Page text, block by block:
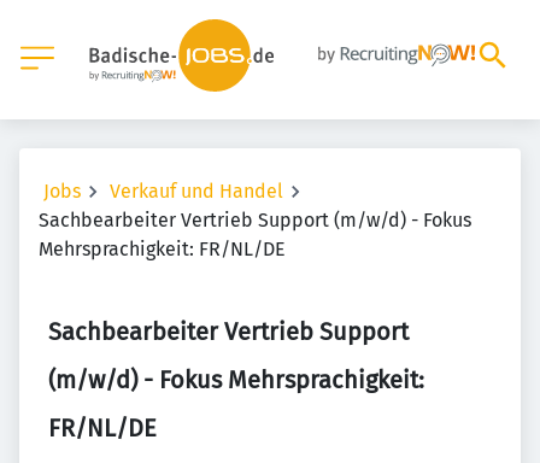
Jobs
Verkauf und Handel
Sachbearbeiter Vertrieb Support (m/w/d) - Fokus
Mehrsprachigkeit: FR/NL/DE
Sachbearbeiter Vertrieb Support
(m/w/d) - Fokus Mehrsprachigkeit:
FR/NL/DE